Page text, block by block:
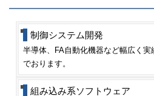
制御システム開発
半導体、FA自動化機器など幅広く
でおります。
組み込み系ソフトウェア